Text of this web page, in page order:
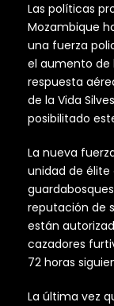
Las políticas
Mozambique
una fuerza
el aumento de
respuesta
de la Vida
posibilitado
La nueva
unidad de
reputación de
están
cazadores
72 horas
La última vez